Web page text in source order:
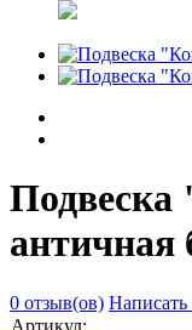
античная
0 отзыв(ов) Написать
Артикул: